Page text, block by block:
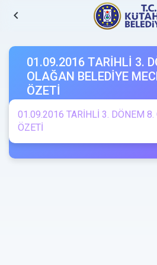
navigate_before
01.09.2016 TARİHLİ 3.
OLAĞAN BELEDİYE
ÖZETİ
01.09.2016 TARİHLİ 3. DÖNEM 8.
ÖZETİ